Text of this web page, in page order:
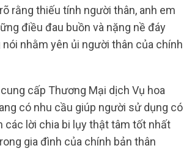
rằng thiếu tính người thân, anh em
điều đau buồn và nặng nề đáy
nhằm yên ủi người thân của chính
cấp Thương Mại dịch Vụ hoa
có nhu cầu giúp người sử dụng có
các lời chia bi lụy thật tâm tốt nhất
gia đình của chính bản thân